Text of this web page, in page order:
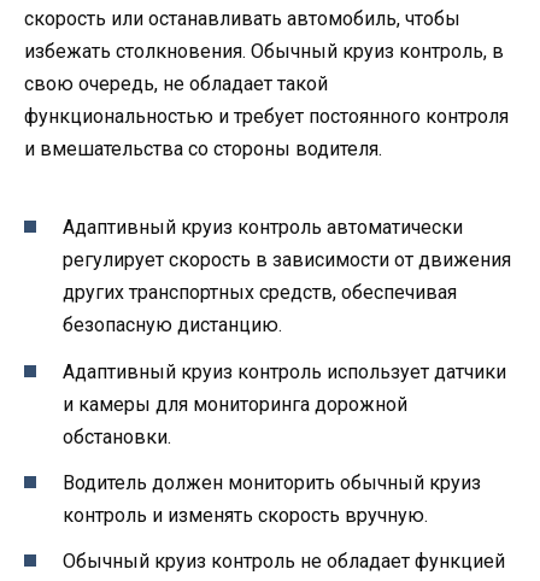
скорость или останавливать автомобиль, чтобы
избежать столкновения. Обычный круиз контроль, в
свою очередь, не обладает такой
функциональностью и требует постоянного контроля
и вмешательства со стороны водителя.
Адаптивный круиз контроль автоматически
регулирует скорость в зависимости от движения
других транспортных средств, обеспечивая
безопасную дистанцию.
Адаптивный круиз контроль использует датчики
и камеры для мониторинга дорожной
обстановки.
Водитель должен мониторить обычный круиз
контроль и изменять скорость вручную.
Обычный круиз контроль не обладает функцией